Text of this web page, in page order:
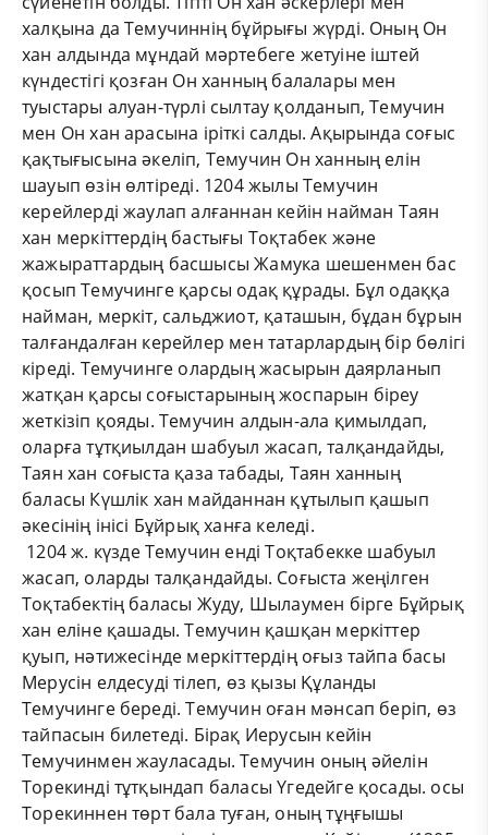
халқына да Темучиннің бұйрығы жүрді. Оның Он
хан алдында мұндай мәртебеге жетуіне іштей
күндестігі қозған Он ханның балалары мен
туыстары алуан-түрлі сылтау қолданып, Темучин
мен Он хан арасына іріткі салды. Ақырында соғыс
қақтығысына әкеліп, Темучин Он ханның елін
шауып өзін өлтіреді. 1204 жылы Темучин
керейлерді жаулап алғаннан кейін найман Таян
хан меркіттердің бастығы Тоқтабек және
жажыраттардың басшысы Жамука шешенмен бас
қосып Темучинге қарсы одақ құрады. Бұл одаққа
найман, меркіт, сальджиот, қаташын, бұдан бұрын
талғандалған керейлер мен татарлардың бір бөлігі
кіреді. Темучинге олардың жасырын даярланып
жатқан қарсы соғыстарының жоспарын біреу
жеткізіп қояды. Темучин алдын-ала қимылдап,
оларға тұтқиылдан шабуыл жасап, талқандайды,
Таян хан соғыста қаза табады, Таян ханның
баласы Күшлік хан майданнан құтылып қашып
әкесінің інісі Бұйрық ханға келеді.
1204 ж. күзде Темучин енді Тоқтабекке шабуыл
жасап, оларды талқандайды. Соғыста жеңілген
Тоқтабектің баласы Жуду, Шылаумен бірге Бұйрық
хан еліне қашады. Темучин қашқан меркіттер
қуып, нәтижесінде меркіттердің оғыз тайпа басы
Мерусін елдесуді тілеп, өз қызы Құланды
Темучинге береді. Темучин оған мәнсап беріп, өз
тайпасын билетеді. Бірақ Иерусын кейін
Темучинмен жауласады. Темучин оның әйелін
Торекинді тұтқындап баласы Үгедейге қосады. осы
Торекиннен төрт бала туған, оның тұңғышы